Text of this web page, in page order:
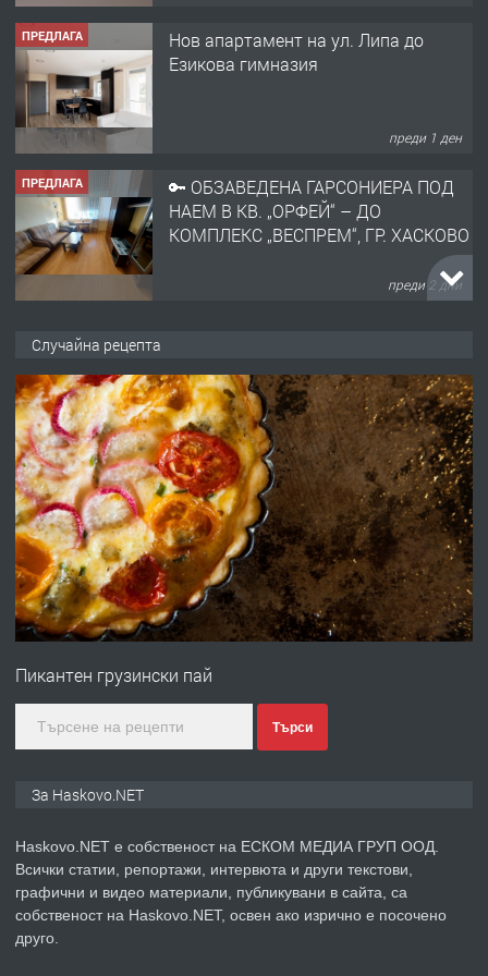
ПРЕДЛАГА
🔑 ОБЗАВЕДЕНА ГАРСОНИЕРА ПОД
КОМПЛЕКС „ВЕСПРЕМ“, ГР. ХАСКОВО
преди 2 дни
преди 3 дни
ПРЕДЛАГА Давам гараж под наем
преди 3 дни
ПРЕДЛАГА
№4120 Магазин/Офис под наем в кв.
Любен Каравелов, Хасково-близо до
градската градина!
ПРЕДЛАГА
ПРОСТОРЕН ТРИСТАЕН
АПАРТАМЕНТ В НОВА СГРАДА КВ.
ПРЕДЛАГА
Продавам парцел в гр. Хасково кв.
Хисаря до ток, вода,канализация,
асфалт 0889 537 426
Случайна рецепта
Пикантен грузински пай
Търси
За Haskovo.NET
Haskovo.NET е собственост на ЕСКОМ МЕДИА ГРУП ООД.
Всички статии, репортажи, интервюта и други текстови,
графични и видео материали, публикувани в сайта, са
собственост на Haskovo.NET, освен ако изрично е посочено
друго.